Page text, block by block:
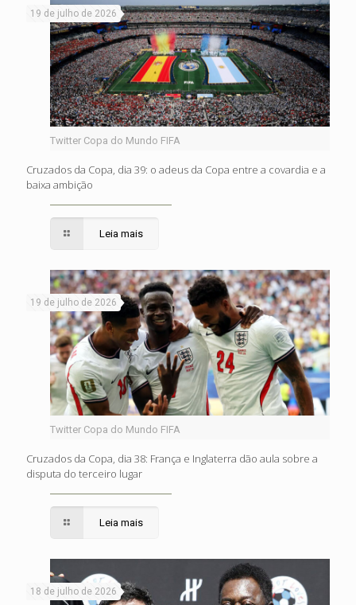
Twitter Copa do Mundo FIFA
19 de julho de 2026
Cruzados da Copa, dia 39: o adeus da Copa entre a covardia e a
baixa ambição
Leia mais
Twitter Copa do Mundo FIFA
19 de julho de 2026
Cruzados da Copa, dia 38: França e Inglaterra dão aula sobre a
disputa do terceiro lugar
Leia mais
18 de julho de 2026